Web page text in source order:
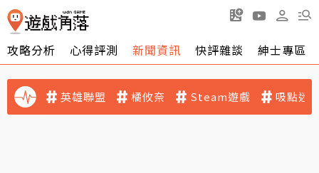
攻略分析 心得評測 新聞資訊 快評雜談 紳士專區
英雄聯盟 橘攸奈 Steam遊戲 吸點迷